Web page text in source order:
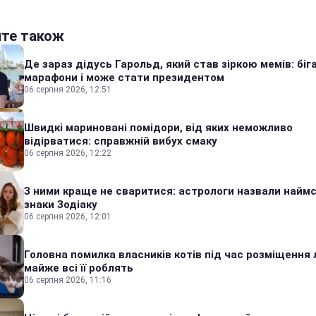
також
Де зараз дідусь Гарольд, який став зіркою мемів:
марафони і може стати президентом
06 серпня 2026, 12:51
Швидкі мариновані помідори, від яких неможливо
відірватися: справжній вибух смаку
06 серпня 2026, 12:22
З ними краще не сваритися: астрологи назвали
знаки Зодіаку
06 серпня 2026, 12:01
Головна помилка власників котів під час розміщення
майже всі її роблять
06 серпня 2026, 11:16